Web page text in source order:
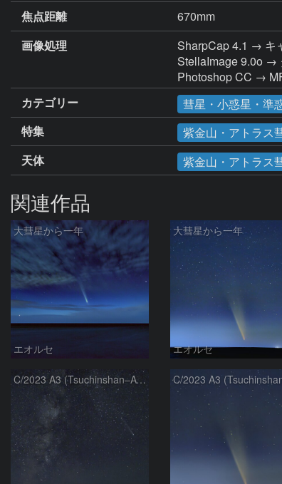
焦点距離
670mm
画像処理
SharpCap 4.1 → キ
StellaImage 9.0o →
Photoshop CC →
カテゴリー
彗星・小惑星・準
特集
紫金山・アトラス
天体
紫金山・アトラス
関連作品
大彗星から一年
エオルセ
大彗星から一年
エオルセ
C/2023 A3 (Tsuchinshan–ATLAS)と天の川